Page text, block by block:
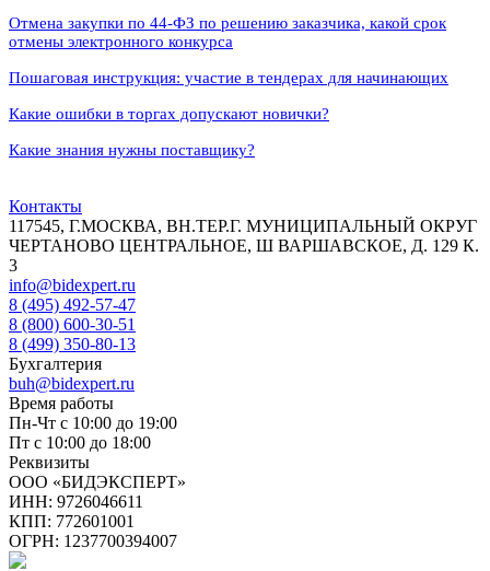
Отмена закупки по 44-ФЗ по решению заказчика, какой срок
отмены электронного конкурса
Пошаговая инструкция: участие в тендерах для начинающих
Какие ошибки в торгах допускают новички?
Какие знания нужны поставщику?
Контакты
117545, Г.МОСКВА, ВН.ТЕР.Г. МУНИЦИПАЛЬНЫЙ ОКРУГ
ЧЕРТАНОВО ЦЕНТРАЛЬНОЕ, Ш ВАРШАВСКОЕ, Д. 129 К.
3
info@bidexpert.ru
8 (495) 492-57-47
8 (800) 600-30-51
8 (499) 350-80-13
Бухгалтерия
buh@bidexpert.ru
Время работы
Пн-Чт с 10:00 до 19:00
Пт с 10:00 до 18:00
Реквизиты
ООО «БИДЭКСПЕРТ»
ИНН: 9726046611
КПП: 772601001
ОГРН: 1237700394007